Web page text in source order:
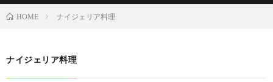
HOME ナイジェリア料理
ナイジェリア料理